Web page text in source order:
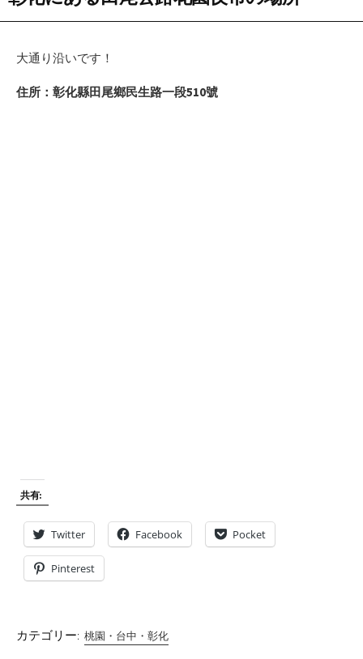
大通り沿いです！
住所：彰化縣田尾鄉民生路一段510號
共有:
Twitter Facebook Pocket
Pinterest
カテゴリー: 桃園・台中・彰化